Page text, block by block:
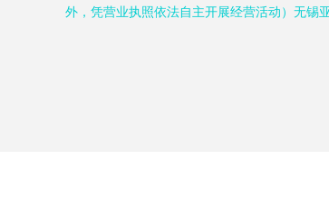
外，凭营业执照依法自主开展经营活动）无锡